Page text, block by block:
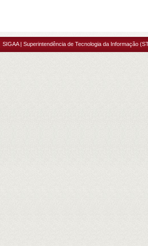
SIGAA | Superintendência de Tecnologia da Informação